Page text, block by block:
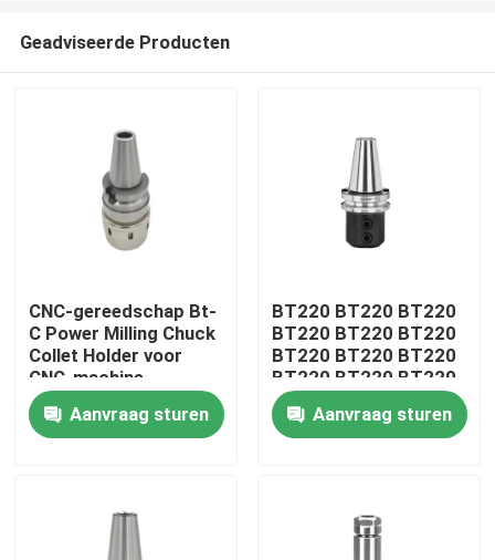
Huis
Geadviseerde Producten
CNC-gereedschap Bt-
C Power Milling Chuck
Collet Holder voor
CNC-machine
Aanvraag sturen
BT220 BT220 BT220
BT220 BT220 BT220
BT220 BT220 BT220
BT220 BT220 BT220
BT220 BT220 BT220
BT220 BT220 BT220
BT220 BT220 BT220
Aanvraag sturen